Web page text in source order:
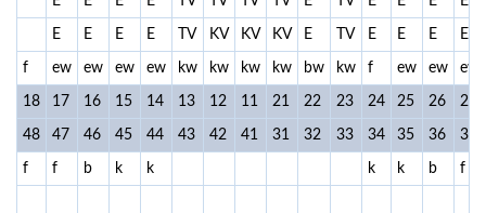
E E E E TV KV KV KV E TV E E E E
f ew ew ew ew kw kw kw kw bw kw f ew ew ew
18 17 16 15 14 13 12 11 21 22 23 24 25 26 27
48 47 46 45 44 43 42 41 31 32 33 34 35 36 37
f f b k k k k b f